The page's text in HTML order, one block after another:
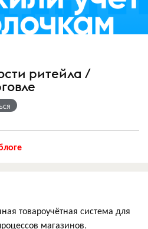
ритейла /
товароучётная система для
магазинов.